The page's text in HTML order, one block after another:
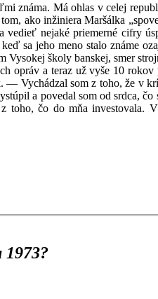
známa. Má ohlas v celej
ako inžiniera Maršálka
vedieť nejaké priemerné cifry
sa jeho meno stalo známe
Vysokej školy banskej, smer
opráv a teraz už vyše 10
Vychádzal som z toho, že v
a povedal som od srdca,
čo do mňa investovala.
1973?